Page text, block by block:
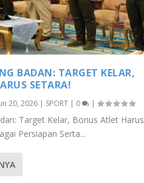
BADAN: TARGET KELAR,
SETARA!
20, 2026| SPORT| 0 |
Target Kelar, Bonus Atlet Harus
Persiapan Serta...